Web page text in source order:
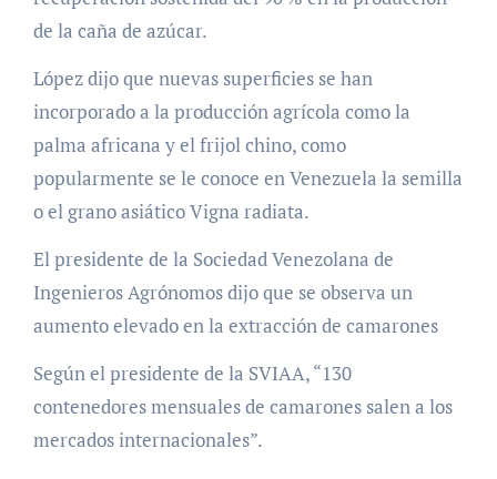
de la caña de azúcar.
López dijo que nuevas superficies se han
incorporado a la producción agrícola como la
palma africana y el frijol chino, como
popularmente se le conoce en Venezuela la semilla
o el grano asiático Vigna radiata.
El presidente de la Sociedad Venezolana de
Ingenieros Agrónomos dijo que se observa un
aumento elevado en la extracción de camarones
Según el presidente de la SVIAA, “130
contenedores mensuales de camarones salen a los
mercados internacionales”.